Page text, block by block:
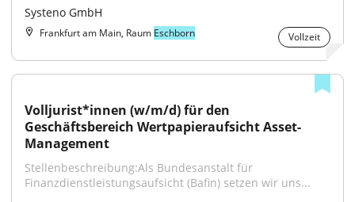
Systeno GmbH
Frankfurt am Main, Raum Eschborn Vollzeit
Volljurist*innen (w/m/d) für den
Geschäftsbereich Wertpapieraufsicht Asset-
Management
Stellenbeschreibung:Als Bundesanstalt für
Finanzdienstleistungsaufsicht (Bafin) setzen wir uns...